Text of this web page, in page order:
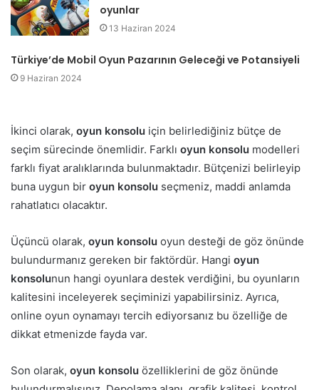
oyunlar
13 Haziran 2024
Türkiye’de Mobil Oyun Pazarının Geleceği ve Potansiyeli
9 Haziran 2024
İkinci olarak, oyun konsolu için belirlediğiniz bütçe de
seçim sürecinde önemlidir. Farklı oyun konsolu modelleri
farklı fiyat aralıklarında bulunmaktadır. Bütçenizi belirleyip
buna uygun bir oyun konsolu seçmeniz, maddi anlamda
rahatlatıcı olacaktır.
Üçüncü olarak, oyun konsolu oyun desteği de göz önünde
bulundurmanız gereken bir faktördür. Hangi oyun
konsolunun hangi oyunlara destek verdiğini, bu oyunların
kalitesini inceleyerek seçiminizi yapabilirsiniz. Ayrıca,
online oyun oynamayı tercih ediyorsanız bu özelliğe de
dikkat etmenizde fayda var.
Son olarak, oyun konsolu özelliklerini de göz önünde